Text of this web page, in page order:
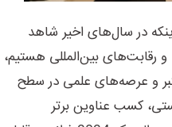
در سال‌های اخیر شاهد
رقابت‌های بین‌المللی هستیم،
و عرصه‌های علمی در سطح
کسب عناوین برتر